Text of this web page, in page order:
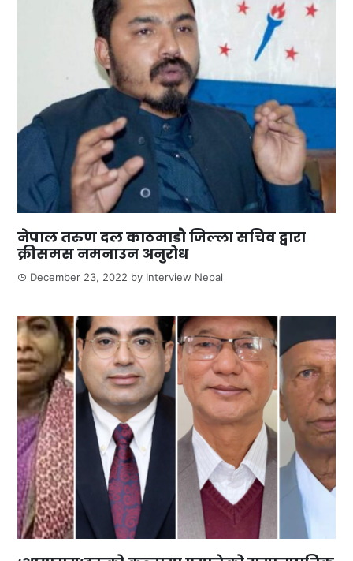
नेपाल तरुण दल काठमाडौ जिल्ला सचिव द्वारा
क्रीसमस नमनाउन अनुरोध
December 23, 2022 by Interview Nepal